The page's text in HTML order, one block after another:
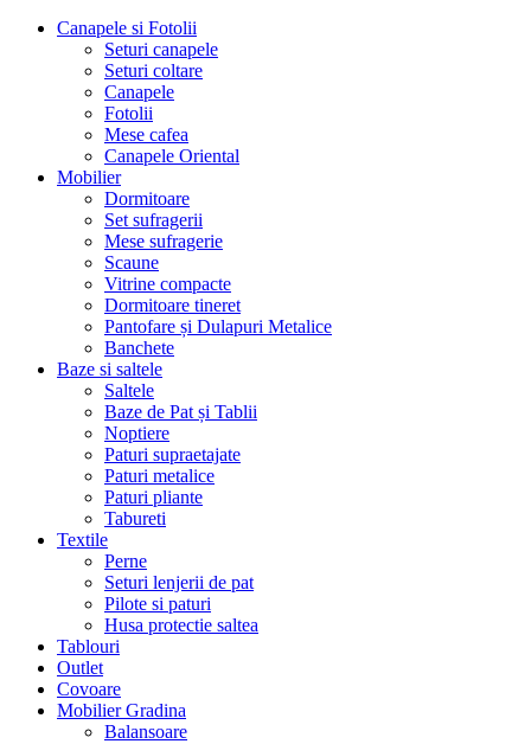
Canapele si Fotolii
Seturi canapele
Seturi coltare
Canapele
Fotolii
Mese cafea
Canapele Oriental
Mobilier
Dormitoare
Set sufragerii
Mese sufragerie
Scaune
Vitrine compacte
Dormitoare tineret
Pantofare și Dulapuri Metalice
Banchete
Baze si saltele
Saltele
Baze de Pat și Tablii
Noptiere
Paturi supraetajate
Paturi metalice
Paturi pliante
Tabureti
Textile
Perne
Seturi lenjerii de pat
Pilote si paturi
Husa protectie saltea
Tablouri
Outlet
Covoare
Mobilier Gradina
Balansoare